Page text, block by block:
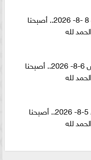
أذكار الصباح السبت 8 -8- 2026.. أصبحنا
لله
أذكار الصباح الخميس 6-8- 2026.. أصبحنا
لله
أذكار الصباح الأربعاء 5-8- 2026.. أصبحنا
لله